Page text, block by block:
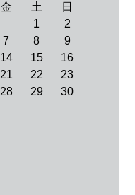
金 土
日
1
2
7 8
9
14 15
16
21 22
23
28 29
30